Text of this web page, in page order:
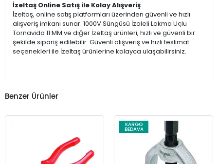
İzeltaş Online Satış ile Kolay Alışveriş
İzeltaş, online satış platformları üzerinden güvenli ve hızlı
alışveriş imkanı sunar. 1000V Süngüsü İzoleli Lokma Uçlu
Tornavida 11 MM ve diğer İzeltaş ürünleri, hızlı ve güvenli bir
şekilde sipariş edilebilir. Güvenli alışveriş ve hızlı teslimat
seçenekleri ile İzeltaş ürünlerine kolayca ulaşabilirsiniz.
Benzer Ürünler
KARGO
BEDAVA